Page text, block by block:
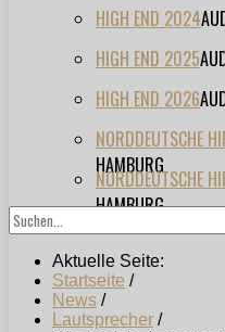
HIGH END 2024
HIGH END 2025
HIGH END 2026
NORDDEUTSCHE
HAMBURG
NORDDEUTSCHE
HAMBURG
Aktuelle Seite:
Startseite /
News /
Lautsprecher /